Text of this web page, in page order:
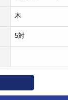
木
5対